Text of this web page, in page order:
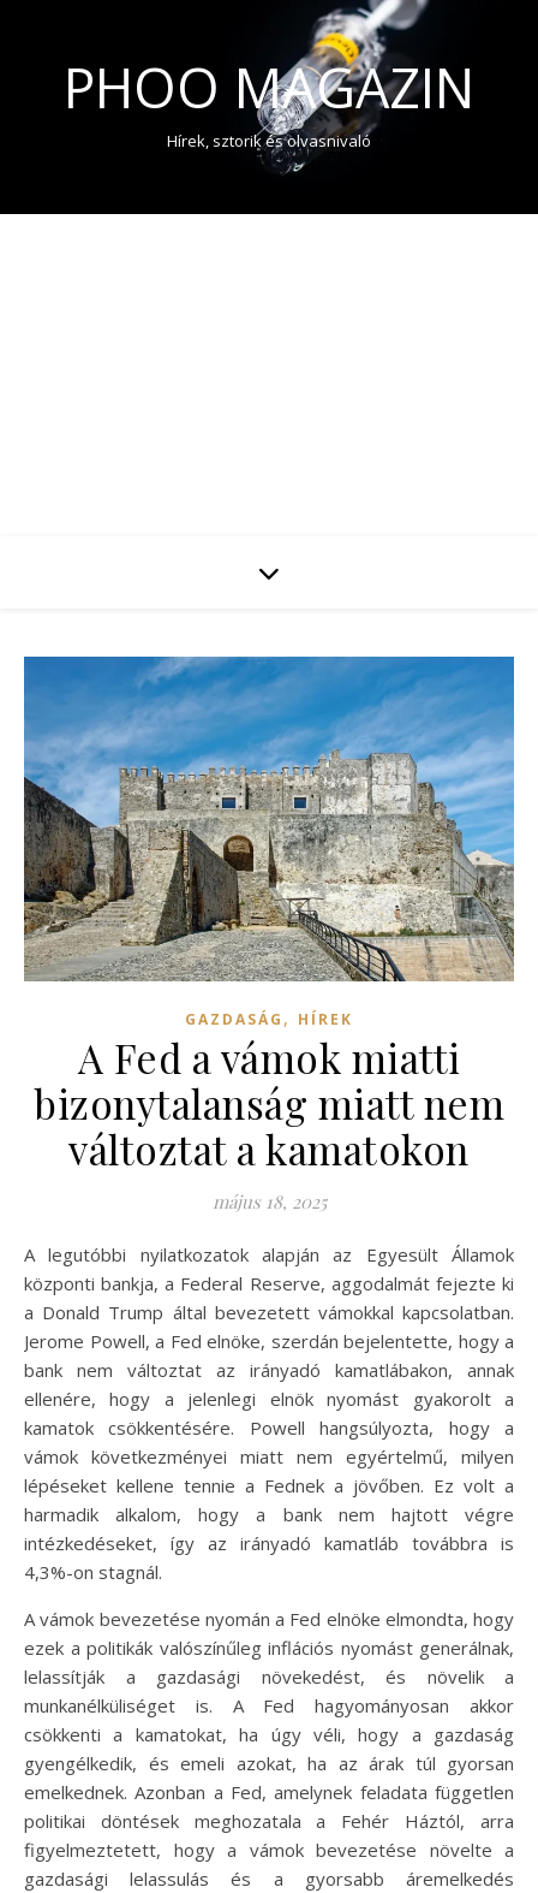
PHOO MAGAZIN
Hírek, sztorik és olvasnivaló
GAZDASÁG , HÍREK
A Fed a vámok miatti
bizonytalanság miatt nem
változtat a kamatokon
május 18, 2025
A legutóbbi nyilatkozatok alapján az Egyesült Államok
központi bankja, a Federal Reserve, aggodalmát fejezte ki
a Donald Trump által bevezetett vámokkal kapcsolatban.
Jerome Powell, a Fed elnöke, szerdán bejelentette, hogy a
bank nem változtat az irányadó kamatlábakon, annak
ellenére, hogy a jelenlegi elnök nyomást gyakorolt a
kamatok csökkentésére. Powell hangsúlyozta, hogy a
vámok következményei miatt nem egyértelmű, milyen
lépéseket kellene tennie a Fednek a jövőben. Ez volt a
harmadik alkalom, hogy a bank nem hajtott végre
intézkedéseket, így az irányadó kamatláb továbbra is
4,3%-on stagnál.
A vámok bevezetése nyomán a Fed elnöke elmondta, hogy
ezek a politikák valószínűleg inflációs nyomást generálnak,
lelassítják a gazdasági növekedést, és növelik a
munkanélküliséget is. A Fed hagyományosan akkor
csökkenti a kamatokat, ha úgy véli, hogy a gazdaság
gyengélkedik, és emeli azokat, ha az árak túl gyorsan
emelkednek. Azonban a Fed, amelynek feladata független
politikai döntések meghozatala a Fehér Háztól, arra
figyelmeztetett, hogy a vámok bevezetése növelte a
gazdasági lelassulás és a gyorsabb áremelkedés